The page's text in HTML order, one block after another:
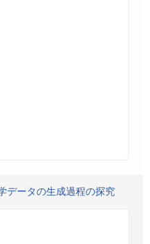
データの生成過程の探究